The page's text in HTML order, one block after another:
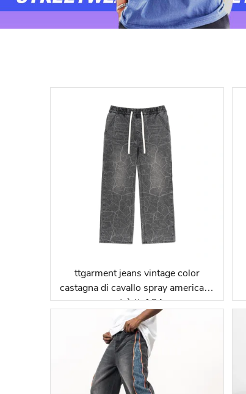
ttgarment jeans vintage color
castagna di cavallo spray americano
retrò tt-164